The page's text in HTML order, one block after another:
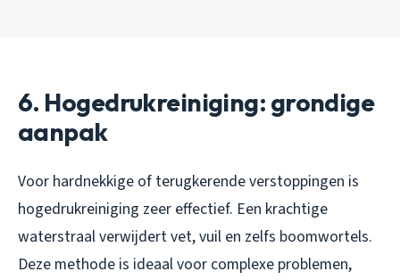
6. Hogedrukreiniging: grondige
aanpak
Voor hardnekkige of terugkerende verstoppingen is
hogedrukreiniging zeer effectief. Een krachtige
waterstraal verwijdert vet, vuil en zelfs boomwortels.
Deze methode is ideaal voor complexe problemen,